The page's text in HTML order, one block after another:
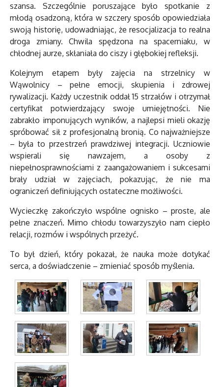
szansa. Szczególnie poruszające było spotkanie z
młodą osadzoną, która w szczery sposób opowiedziała
swoją historię, udowadniając, że resocjalizacja to realna
droga zmiany. Chwila spędzona na spacerniaku, w
chłodnej aurze, skłaniała do ciszy i głębokiej refleksji.
Kolejnym etapem były zajęcia na strzelnicy w
Wąwolnicy – pełne emocji, skupienia i zdrowej
rywalizacji. Każdy uczestnik oddał 15 strzałów i otrzymał
certyfikat potwierdzający swoje umiejętności. Nie
zabrakło imponujących wyników, a najlepsi mieli okazję
spróbować sił z profesjonalną bronią. Co najważniejsze
– była to przestrzeń prawdziwej integracji. Uczniowie
wspierali się nawzajem, a osoby z
niepełnosprawnościami z zaangażowaniem i sukcesami
brały udział w zajęciach, pokazując, że nie ma
ograniczeń definiujących ostateczne możliwości.
Wycieczkę zakończyło wspólne ognisko – proste, ale
pełne znaczeń. Mimo chłodu towarzyszyło nam ciepło
relacji, rozmów i wspólnych przeżyć.
To był dzień, który pokazał, że nauka może dotykać
serca, a doświadczenie – zmieniać sposób myślenia.